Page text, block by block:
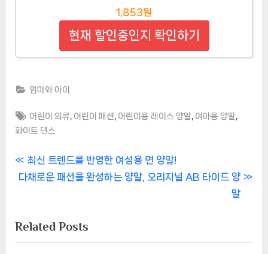
1,853원
현재 할인중인지 확인하기
엄마와 아이
Tags:
어린이 의류 어린이 패션 어린이용 레이스 양말 여아용 양말
화이트 댄스
글P
r
i
o
최신 트렌드를 반영한 여성용 면 양말!
N
t
P
다채로운 패션을 완성하는 양말, 오리지널 AB 타이드 양
말
Related Posts